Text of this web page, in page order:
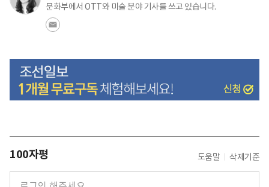
문화부에서 OTT와 미술 분야 기사를 쓰고 있습니다.
100자평 도움말 삭제기준